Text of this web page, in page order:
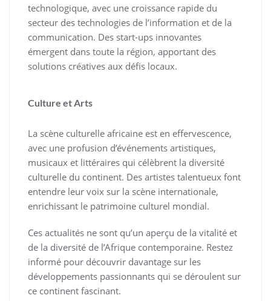
technologique, avec une croissance rapide du
secteur des technologies de l’information et de la
communication. Des start-ups innovantes
émergent dans toute la région, apportant des
solutions créatives aux défis locaux.
Culture et Arts
La scène culturelle africaine est en effervescence,
avec une profusion d’événements artistiques,
musicaux et littéraires qui célèbrent la diversité
culturelle du continent. Des artistes talentueux font
entendre leur voix sur la scène internationale,
enrichissant le patrimoine culturel mondial.
Ces actualités ne sont qu’un aperçu de la vitalité et
de la diversité de l’Afrique contemporaine. Restez
informé pour découvrir davantage sur les
développements passionnants qui se déroulent sur
ce continent fascinant.